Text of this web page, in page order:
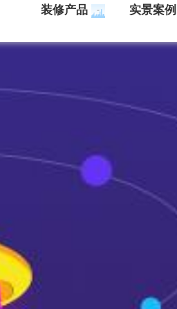
装修产品 实景案例